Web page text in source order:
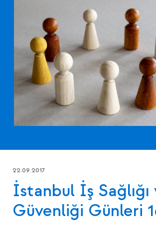
22.09.2017
İstanbul İş Sağlığı
Güvenliği Günleri